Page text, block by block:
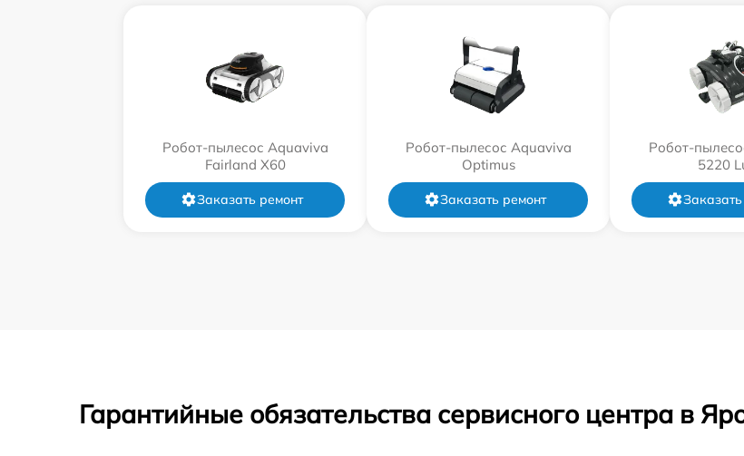
Робот-пылесос Aquaviva
Fairland X60
Заказать ремонт
Робот-пылесос Aquaviva
Optimus
Заказать ремонт
Робот-
5220
Гарантийные обязательства сервисного центра в